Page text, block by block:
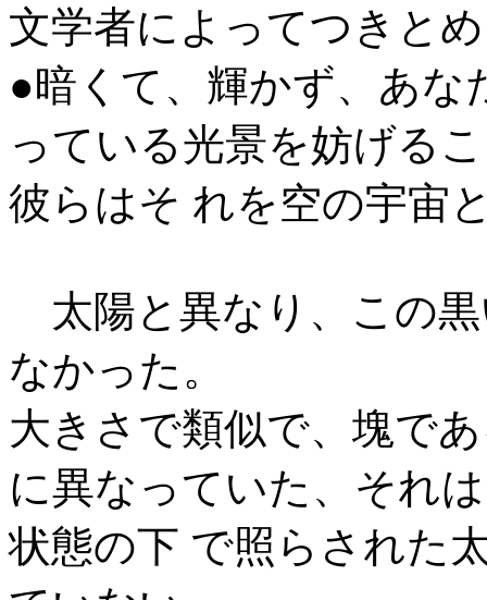
文学者によってつきと
●暗くて、輝かず、あな
っている光景を妨げる
彼らはそ れを空の宇宙
太陽と異なり、この
なかった。
大きさで類似で、塊で
に異なっていた、それ
状態の下 で照らされた